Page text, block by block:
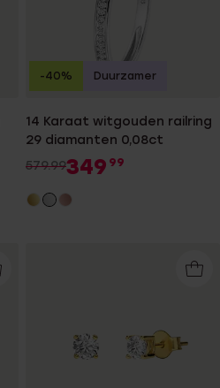
14 Karaat witgouden railring
29 diamanten 0,08ct
579.99349 99
-40% Duurzamer